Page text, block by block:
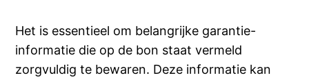
Het is essentieel om belangrijke garantie-
informatie die op de bon staat vermeld
zorgvuldig te bewaren. Deze informatie kan